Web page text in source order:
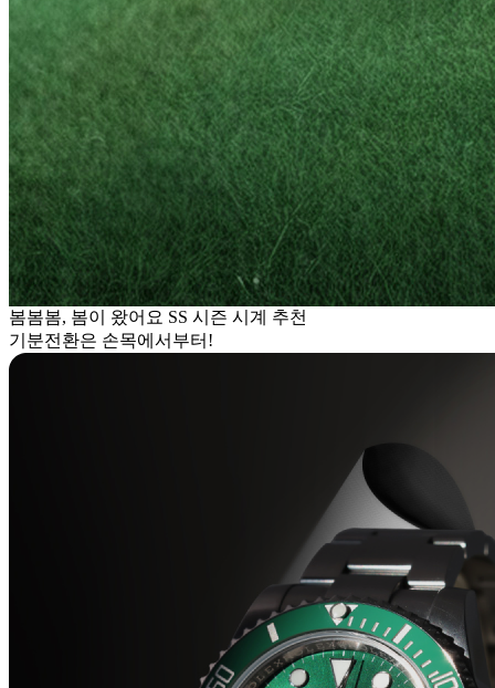
봄봄봄, 봄이 왔어요 SS 시즌 시계 추천
기분전환은 손목에서부터!